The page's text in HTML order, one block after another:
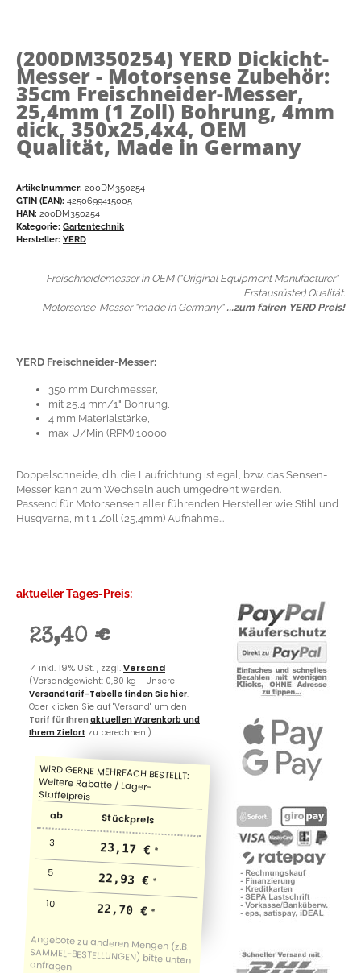
(200DM350254) YERD Dickicht-
Messer - Motorsense Zubehör:
35cm Freischneider-Messer,
25,4mm (1 Zoll) Bohrung, 4mm
dick, 350x25,4x4, OEM
Qualität, Made in Germany
Artikelnummer: 200DM350254
GTIN (EAN): 4250699415005
HAN: 200DM350254
Kategorie: Gartentechnik
Hersteller: YERD
Freischneidemesser in OEM ("Original Equipment Manufacturer" -
Erstausrüster) Qualität.
Motorsense-Messer "made in Germany"...zum fairen YERD Preis!
YERD Freischneider-Messer:
350 mm Durchmesser,
mit 25,4 mm/1" Bohrung,
4 mm Materialstärke,
max U/Min (RPM) 10000
Doppelschneide, d.h. die Laufrichtung ist egal, bzw. das Sensen-
Messer kann zum Wechseln auch umgedreht werden.
Passend für Motorsensen aller führenden Hersteller wie Stihl und
Husqvarna, mit 1 Zoll (25,4mm) Aufnahme...
aktueller Tages-Preis:
23,40 €
✓ inkl. 19% USt. , zzgl.Versand
(Versandgewicht: 0,80 kg - Unsere
Versandtarif-Tabelle finden Sie hier.
Oder klicken Sie auf "Versand" um den
Tarif für Ihren aktuellen Warenkorb und
Ihrem Zielort zu berechnen.)
ab Stückpreis
3 23,17 € *
5 22,93 € *
10 22,70 € *